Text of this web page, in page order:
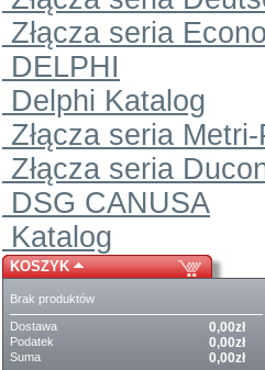
Złącza seria
DELPHI
Delphi Katalog
Złącza seria
Złącza seria
DSG CANUSA
Katalog
KOSZYK
Brak produktów
Dostawa 0,00zł
Podatek 0,00zł
Suma 0,00zł